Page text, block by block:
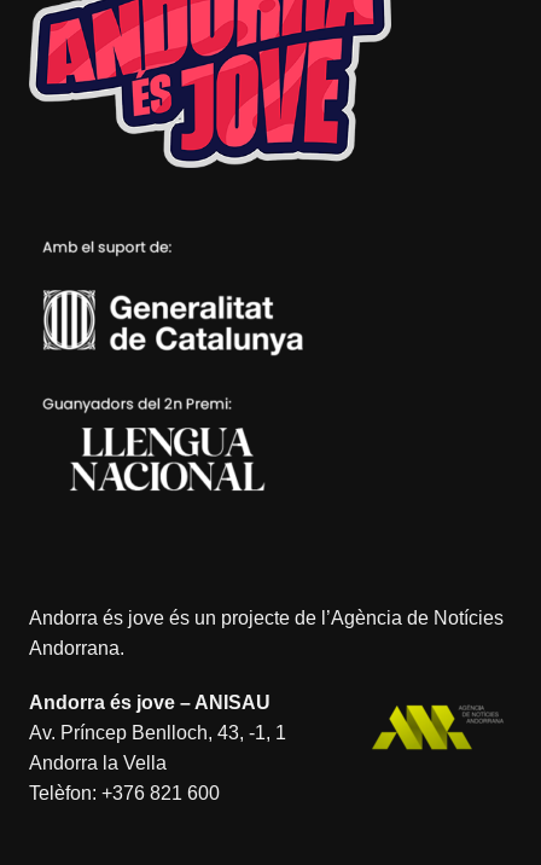
Andorra és jove és un projecte de l’Agència de Notícies
Andorrana.
Andorra és jove – ANISAU
Av. Príncep Benlloch, 43, -1, 1
Andorra la Vella
Telèfon: +376 821 600